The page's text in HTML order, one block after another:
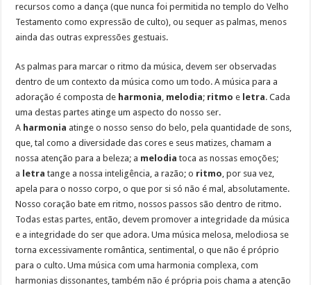
recursos como a dança (que nunca foi permitida no templo do Velho
Testamento como expressão de culto), ou sequer as palmas, menos
ainda das outras expressões gestuais.
As palmas para marcar o ritmo da música, devem ser observadas
dentro de um contexto da música como um todo. A música para a
adoração é composta de harmonia melodia; ritmo e letra. Cada
uma destas partes atinge um aspecto do nosso ser.
A harmonia atinge o nosso senso do belo, pela quantidade de sons,
que, tal como a diversidade das cores e seus matizes, chamam a
nossa atenção para a beleza; a melodia toca as nossas emoções;
a letra tange a nossa inteligência, a razão; o ritmo , por sua vez,
apela para o nosso corpo, o que por si só não é mal, absolutamente.
Nosso coração bate em ritmo, nossos passos são dentro de ritmo.
Todas estas partes, então, devem promover a integridade da música
e a integridade do ser que adora. Uma música melosa, melodiosa se
torna excessivamente romântica, sentimental, o que não é próprio
para o culto. Uma música com uma harmonia complexa, com
harmonias dissonantes, também não é própria pois chama a atenção